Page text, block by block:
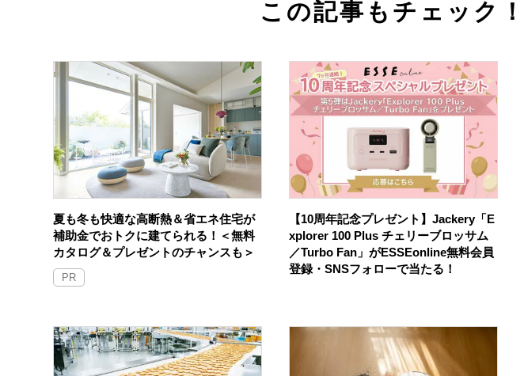
この記事もチェック！
夏も冬も快適な高断熱＆省エネ住宅が
補助金でおトクに建てられる！＜無料
カタログ＆プレゼントのチャンスも＞
PR
【10周年記念プレゼント】Jackery「E
xplorer 100 Plus チェリーブロッサム
／Turbo Fan」がESSEonline無料会員
登録・SNSフォローで当たる！